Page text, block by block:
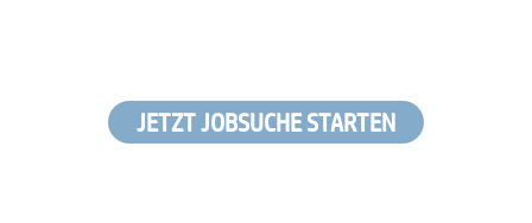
JETZT JOBSUCHE STARTEN